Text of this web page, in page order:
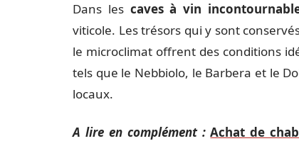
Dans les caves à vin
viticole. Les trésors qui y sont
le microclimat offrent des conditions
tels que le Nebbiolo, le Barbera et le
locaux.
A lire en complément : Achat de